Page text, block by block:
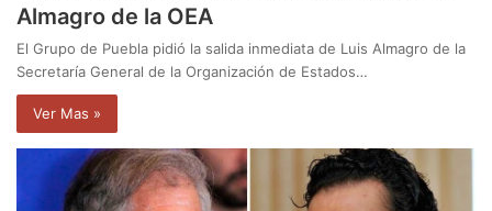
Almagro de la OEA
El Grupo de Puebla pidió la salida inmediata de Luis Almagro de la
Secretaría General de la Organización de Estados…
Ver Mas »